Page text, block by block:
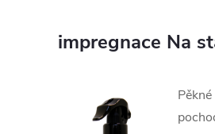
impregnace Na